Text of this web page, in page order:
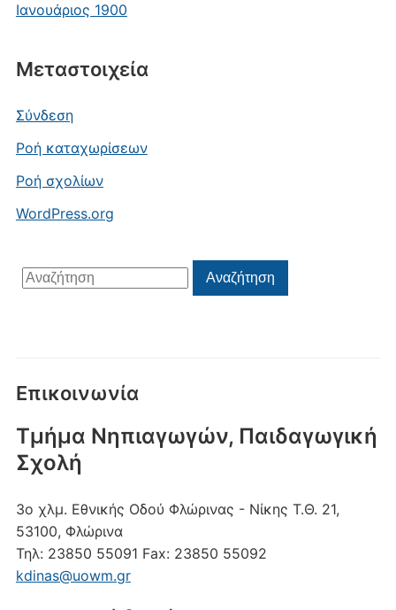
Ιανουάριος 1900
Μεταστοιχεία
Σύνδεση
Ροή καταχωρίσεων
Ροή σχολίων
WordPress.org
Αναζήτηση
για:
Αναζήτηση
Επικοινωνία
Τμήμα Νηπιαγωγών, Παιδαγωγική
Σχολή
3ο χλμ. Εθνικής Οδού Φλώρινας - Νίκης Τ.Θ. 21,
53100, Φλώρινα
Τηλ: 23850 55091 Fax: 23850 55092
kdinas@uowm.gr